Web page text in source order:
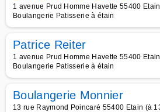
1 avenue Prud Homme Havette 55400
Boulangerie Patisserie à étain
Patrice Reiter
1 avenue Prud Homme Havette 55400
Boulangerie Patisserie à étain
Boulangerie Monnier
13 rue Raymond Poincaré 55400 Etain (à